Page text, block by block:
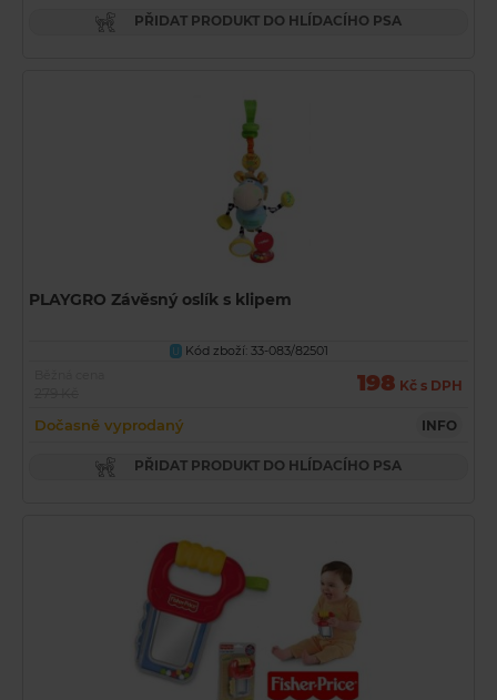
PŘIDAT PRODUKT DO HLÍDACÍHO PSA
PLAYGRO Závěsný oslík s klipem
U Kód zboží: 33-083/82501
198 Kč s DPH
Dočasně vyprodaný INFO
PŘIDAT PRODUKT DO HLÍDACÍHO PSA